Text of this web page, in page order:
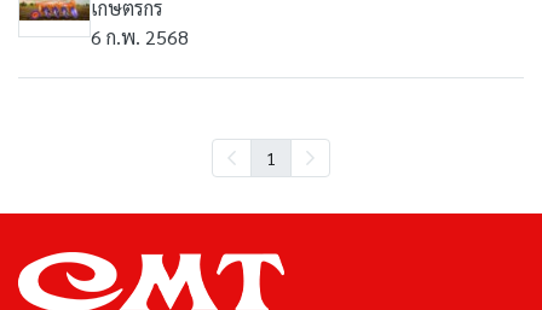
เกษตรกร
6 ก.พ. 2568
1